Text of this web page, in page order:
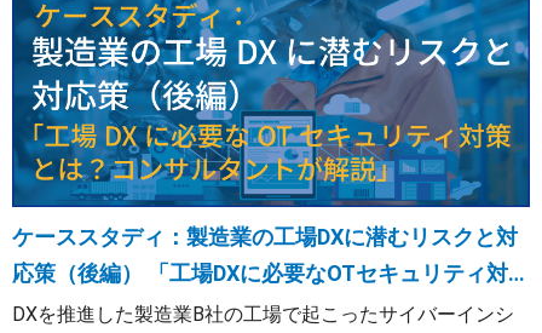
情報システム環境向けIDSとの違い、求められる機能など工
場（OT）環境向けIDS導入のポイントをわかりやすく解説
します。
ケーススタディ：製造業の工場DXに潜むリスクと対
応策（後編） 「工場DXに必要なOTセキュリティ対策
とは？コンサルタントが解説」
DXを推進した製造業B社の工場で起こったサイバーインシ